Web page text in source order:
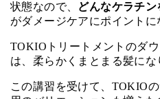
状態なので、 どんなケラチ
がダメージケアにポイントに
TOKIOトリートメントのダ
は、柔らかくまとまる髪にな
この講習を受けて、TOKIO